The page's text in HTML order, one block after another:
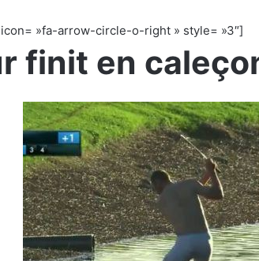
»fa-arrow-circle-o-right » style= »3″]
finit en